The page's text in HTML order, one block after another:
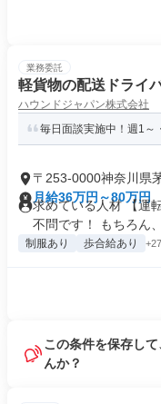
業務委託
軽貨物の配送ドライ
ハウンドジャパン株式会社
毎日面談実施中！週1～
〒253-0000神奈川県
月給36万円～80万円
求めている人材 【運
不問です！ もちろん、
制服あり 歩合給あり
この条件を保存し
んか？